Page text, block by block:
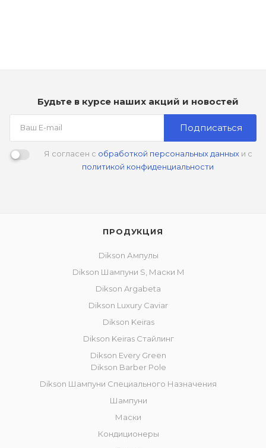
Будьте в курсе наших акций и новостей
Подписаться
Я согласен с обработкой персональных данныхи с
политикой конфиденциальности
ПРОДУКЦИЯ
Dikson Ампулы
Dikson Шампуни S, Маски M
Dikson Argabeta
Dikson Luxury Caviar
Dikson Keiras
Dikson Keiras Стайлинг
Dikson Every Green
Dikson Barber Pole
Dikson Шампуни Специального Назначения
Шампуни
Маски
Кондиционеры